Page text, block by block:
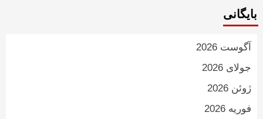
بایگانی
آگوست 2026
جولای 2026
ژوئن 2026
فوریه 2026